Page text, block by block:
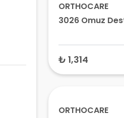
ORTHOCARE
3026 Omuz
₺ 1,314
ORTHOCARE